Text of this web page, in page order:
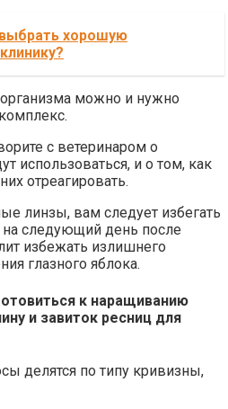
хорошую
можно и нужно
с ветеринаром о
использоваться, и о том, как
отреагировать.
линзы, вам следует избегать
следующий день после
избежать излишнего
глазного яблока.
к наращиванию
и завиток ресниц для
делятся по типу кривизны,